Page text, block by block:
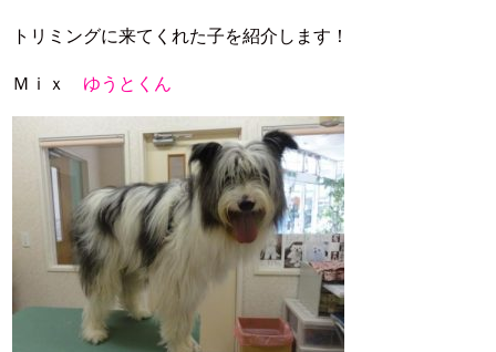
トリミングに来てくれた子を紹介します！
Ｍｉｘ ゆうとくん